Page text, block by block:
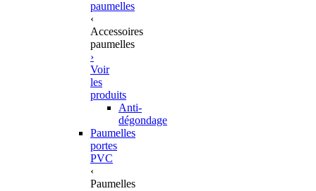
paumelles
‹
Accessoires
paumelles
›
Voir
les
produits
Anti-
dégondage
Paumelles
portes
PVC
‹
Paumelles